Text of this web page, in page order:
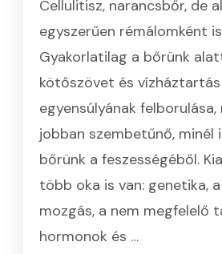
Cellulitisz, narancsbőr, de
egyszerűen rémálomként
Gyakorlatilag a bőrünk
kötőszövet és vízháztartás
egyensúlyának felborulása,
jobban szembetűnő, minél
bőrünk a feszességéből.
több oka is van: genetika,
mozgás, a nem megfelelő
hormonok és …